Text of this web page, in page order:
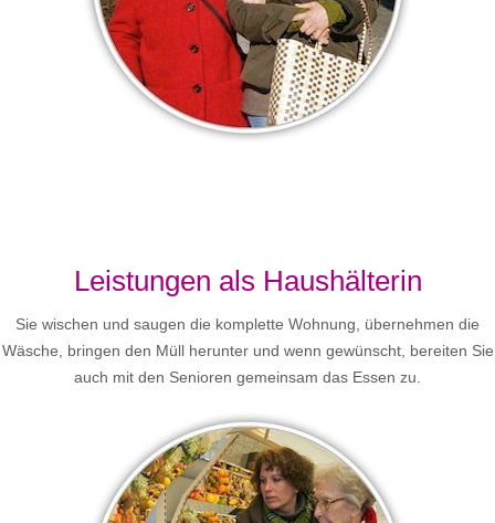
Leistungen als Haushälterin
Sie wischen und saugen die komplette Wohnung, übernehmen die
Wäsche, bringen den Müll herunter und wenn gewünscht, bereiten Sie
auch mit den Senioren gemeinsam das Essen zu.